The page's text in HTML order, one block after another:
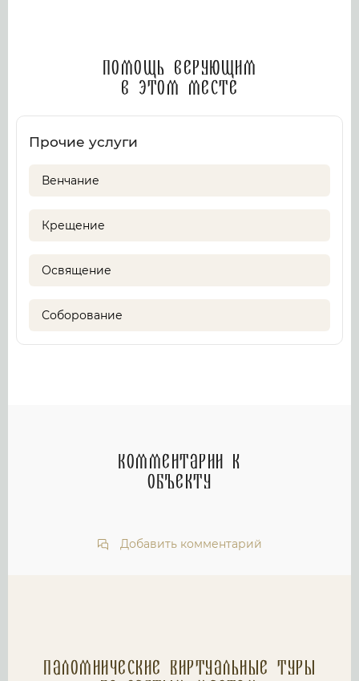
Помощь верующим
в этом месте
Прочие услуги
Венчание
Крещение
Освящение
Соборование
Комментарии к
объекту
Добавить комментарий
Паломнические Виртуальные туры